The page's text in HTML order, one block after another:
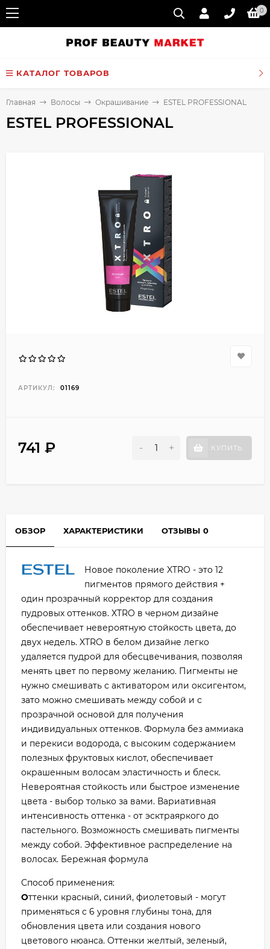
0
КАТАЛОГ ТОВАРОВ
Главная Волосы Окрашивание ESTEL PROFESSIONAL
ESTEL PROFESSIONAL
АРТИКУЛ: 01169
741 ₽ - + КУПИТЬ
ОБЗОР ХАРАКТЕРИСТИКИ ОТЗЫВЫ 0
Новое поколение XTRO - это 12
пигментов прямого действия +
один прозрачный корректор для создания
пудровых оттенков. XTRO в черном дизайне
обеспечивает невероятную стойкость цвета, до
двух недель. XTRO в белом дизайне легко
удаляется пудрой для обесцвечивания, позволяя
менять цвет по первому желанию. Пигменты не
нужно смешивать с активатором или оксигентом,
зато можно смешивать между собой и с
прозрачной основой для получения
индивидуальных оттенков. Формула без аммиака
и перекиси водорода, с высоким содержанием
полезных фруктовых кислот, обеспечивает
окрашенным волосам эластичность и блеск.
Невероятная стойкость или быстрое изменение
цвета - выбор только за вами. Вариативная
интенсивность оттенка - от эсктраяркого до
пастельного. Возможность смешивать пигменты
между собой. Эффективное распределение на
волосах. Бережная формула
Способ применения:
Оттенки красный, синий, фиолетовый - могут
применяться с 6 уровня глубины тона, для
обновления цвета или создания нового
цветового нюанса. Оттенки желтый, зеленый,